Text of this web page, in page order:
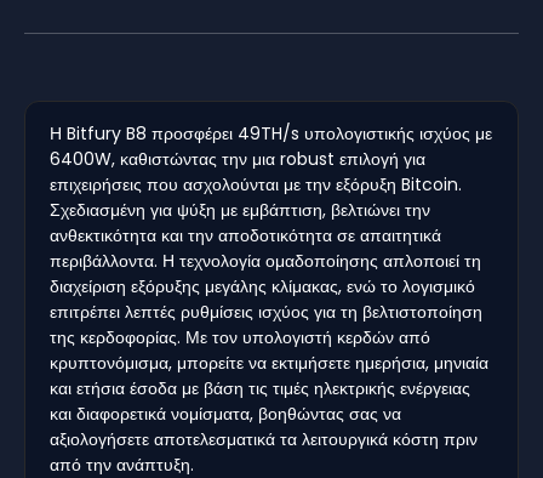
Η Bitfury B8 προσφέρει 49TH/s υπολογιστικής ισχύος με
6400W, καθιστώντας την μια robust επιλογή για
επιχειρήσεις που ασχολούνται με την εξόρυξη Bitcoin.
Σχεδιασμένη για ψύξη με εμβάπτιση, βελτιώνει την
ανθεκτικότητα και την αποδοτικότητα σε απαιτητικά
περιβάλλοντα. Η τεχνολογία ομαδοποίησης απλοποιεί τη
διαχείριση εξόρυξης μεγάλης κλίμακας, ενώ το λογισμικό
επιτρέπει λεπτές ρυθμίσεις ισχύος για τη βελτιστοποίηση
της κερδοφορίας. Με τον υπολογιστή κερδών από
κρυπτονόμισμα, μπορείτε να εκτιμήσετε ημερήσια, μηνιαία
και ετήσια έσοδα με βάση τις τιμές ηλεκτρικής ενέργειας
και διαφορετικά νομίσματα, βοηθώντας σας να
αξιολογήσετε αποτελεσματικά τα λειτουργικά κόστη πριν
από την ανάπτυξη.